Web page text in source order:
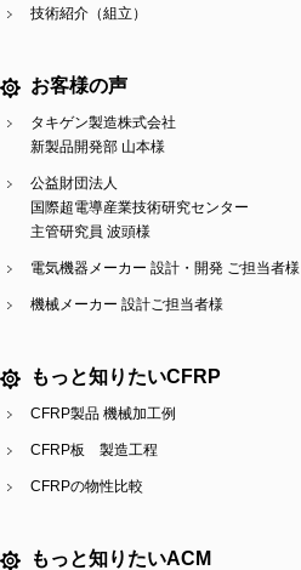
技術紹介（組立）
お客様の声
タキゲン製造株式会社
新製品開発部 山本様
公益財団法人
国際超電導産業技術研究センター
主管研究員 波頭様
電気機器メーカー 設計・開発 ご担当者様
機械メーカー 設計ご担当者様
もっと知りたいCFRP
CFRP製品 機械加工例
CFRP板 製造工程
CFRPの物性比較
もっと知りたいACM